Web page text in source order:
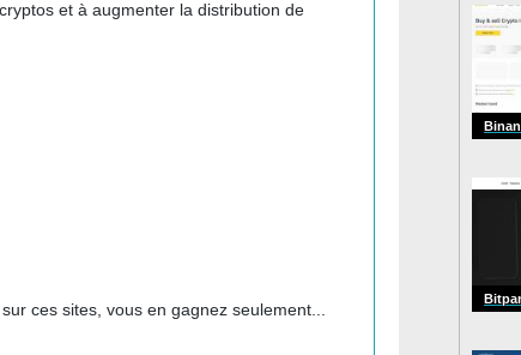
et à augmenter la distribution de
ces sites, vous en gagnez seulement...